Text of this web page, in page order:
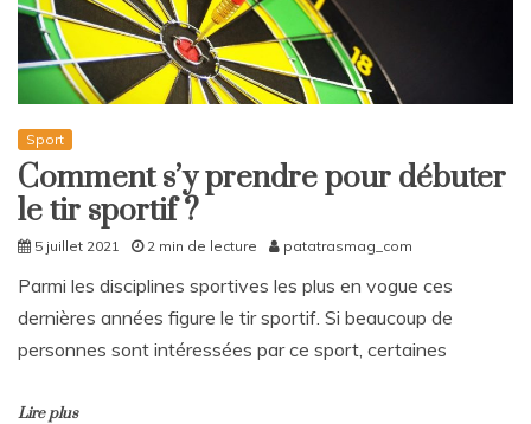
Sport
Comment s’y prendre pour débuter
le tir sportif ?
5 juillet 2021 2 min de lecture patatrasmag_com
Parmi les disciplines sportives les plus en vogue ces
dernières années figure le tir sportif. Si beaucoup de
personnes sont intéressées par ce sport, certaines
Lire plus